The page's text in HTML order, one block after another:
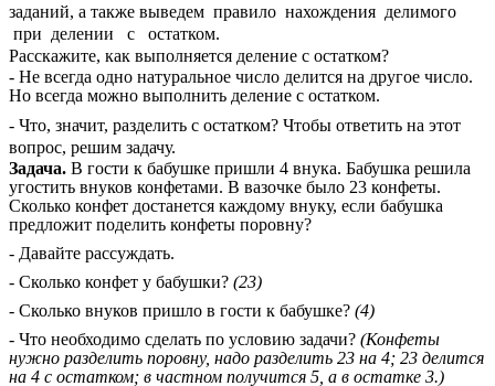
заданий, а также выведем правило нахождения делимого
при делении с остатком.
Расскажите, как выполняется деление с остатком?
- Не всегда одно натуральное число делится на другое число.
Но всегда можно выполнить деление с остатком.
- Что, значит, разделить с остатком? Чтобы ответить на этот
вопрос, решим задачу.
Задача. В гости к бабушке пришли 4 внука. Бабушка решила
угостить внуков конфетами. В вазочке было 23 конфеты.
Сколько конфет достанется каждому внуку, если бабушка
предложит поделить конфеты поровну?
- Давайте рассуждать.
- Сколько конфет у бабушки? (23)
- Сколько внуков пришло в гости к бабушке? (4)
- Что необходимо сделать по условию задачи? (Конфеты
нужно разделить поровну, надо разделить 23 на 4; 23 делится
на 4 с остатком; в частном получится 5, а в остатке 3.)